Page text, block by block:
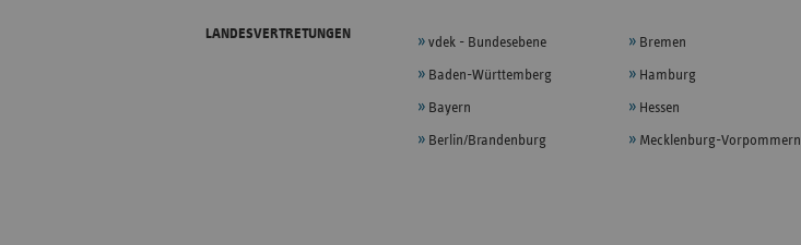
LANDESVERTRETUNGEN
vdek - Bundesebene
Baden-Württemberg
Bayern
Berlin/Brandenburg
Bremen
Hamburg
Hessen
Mecklenburg-Vorpommern